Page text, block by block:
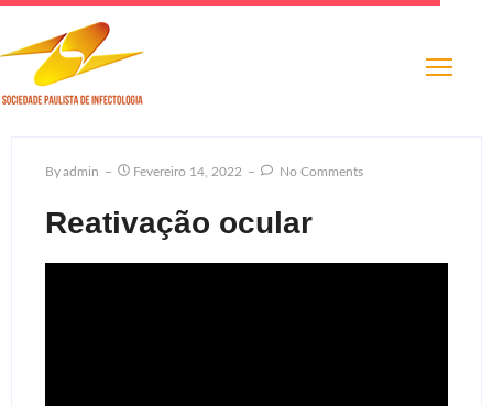
ByAdmin Fevereiro 14, 2022 No Comments
Reativação ocular